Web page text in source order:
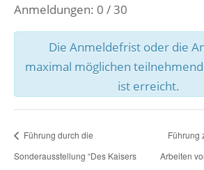
Anmeldungen: 0 / 30
Die Anmeldefrist oder die
maximal möglichen
ist erreicht.
Führung durch die
Sonderausstellung “Des Kaisers
Führung
Arbeiten